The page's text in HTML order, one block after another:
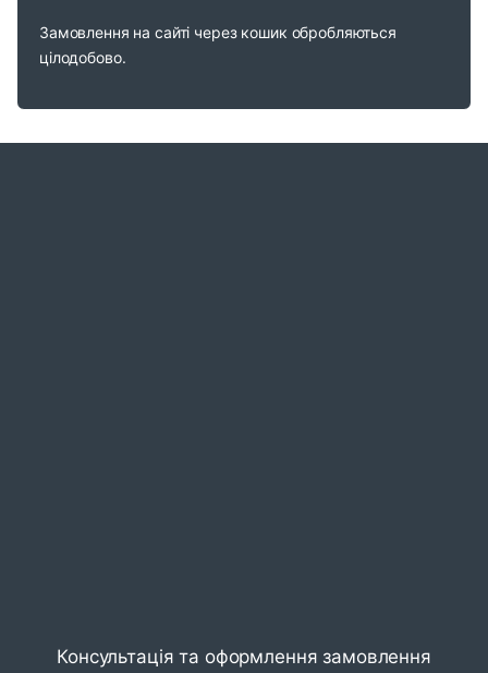
Замовлення на сайті через кошик обробляються
цілодобово.
Консультація та оформлення замовлення